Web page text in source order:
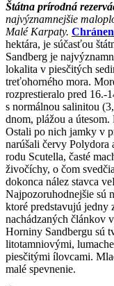
Štátna prírodná
najvýznamnejšie
Malé Karpaty.
hektára, je súčasťou
Sandberg je
lokalita v piesčitých
treťohorného mora.
rozprestieralo pred
s normálnou salinitou
dnom, plážou a
Ostali po nich jamky v
narúšali červy Polydora
rodu Scutella, časté
živočíchy, o čom
dokonca nález stavca
Najpozoruhodnejšie sú
ktoré predstavujú jedny
nachádzaných článkov
Horniny Sandbergu sú
litotamniovými,
piesčitými ílovcami.
malé spevnenie.